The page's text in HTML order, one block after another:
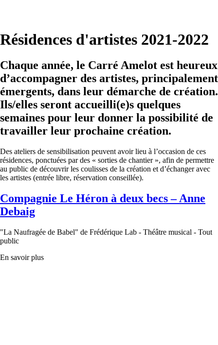
Résidences d'artistes 2021-2022
Chaque année, le Carré Amelot est heureux
d’accompagner des artistes, principalement
émergents, dans leur démarche de création.
Ils/elles seront accueilli(e)s quelques
semaines pour leur donner la possibilité de
travailler leur prochaine création.
Des ateliers de sensibilisation peuvent avoir lieu à l’occasion de ces
résidences, ponctuées par des « sorties de chantier », afin de permettre
au public de découvrir les coulisses de la création et d’échanger avec
les artistes (entrée libre, réservation conseillée).
Compagnie Le Héron à deux becs – Anne
Debaig
"La Naufragée de Babel" de Frédérique Lab - Théâtre musical - Tout
public
En savoir plus